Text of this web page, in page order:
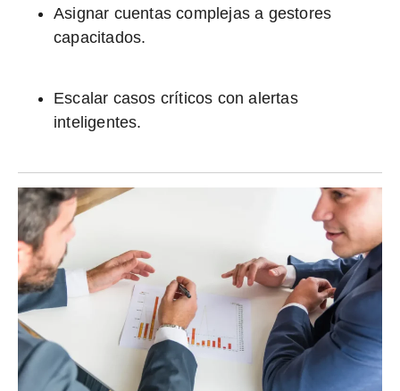
Asignar cuentas complejas a gestores
capacitados.
Escalar casos críticos con alertas
inteligentes.